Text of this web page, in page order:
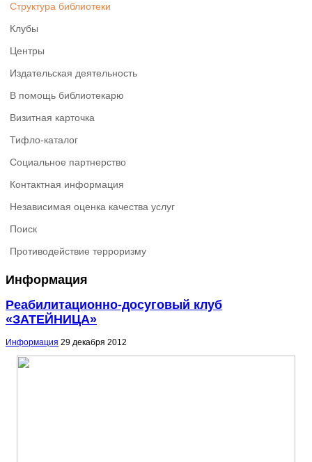
Структура библиотеки
Клубы
Центры
Издательская деятельность
В помощь библиотекарю
Визитная карточка
Тифло-каталог
Социальное партнерство
Контактная информация
Независимая оценка качества услуг
Поиск
Противодействие терроризму
Информация
Реабилитационно-досуговый клуб
«ЗАТЕЙНИЦА»
Информация 29 декабря 2012